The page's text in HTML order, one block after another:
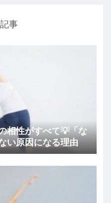
事
相性がすべて💡「な
い原因になる理由